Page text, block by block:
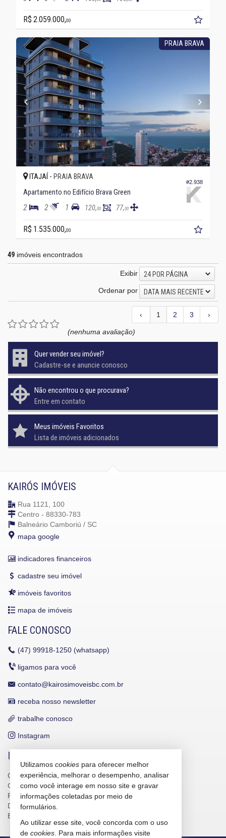
R$ 2.059.000,00
PRAIA BRAVA
#2.938
ITAJAÍ - PRAIA BRAVA
Apartamento no Edifício Brava Green
2 2 1 120,00 77,00
R$ 1.535.000,00
49 imóveis encontrados
Exibir
24 POR PÁGINA
Ordenar por
DATA MAIS RECENTE
‹ 1 2 3 ›
(nenhuma avaliação)
Quer vender seu imóvel?
Cadastre-se e anuncie conosco
Não encontrou o que procurava?
Entre em contato
Meus imóveis Favoritos
Lista de imóveis adicionados
KAIRÓS IMÓVEIS
Rua 1121, 100
Centro - 88330-783
Balneário Camboriú / SC
mapa google
indicadores financeiros
cadastre seu imóvel
imóveis favoritos
mapa de imóveis
FALE CONOSCO
(47) 99918-1250 (whatsapp)
ligamos para você
contato@kairosimoveisbc.com.br
receba nosso newsletter
trabalhe conosco
Instagram
INDICADORES FINANCEIROS
CUB /SC
R$ 3.151,24
CUB /SC variação
0,95%
Poupança
0,6738%
Dólar Comercial
Euro
Utilizamos cookies para oferecer melhor
experiência, melhorar o desempenho, analisar
como você interage em nosso site e gravar
informações coletadas por meio de
formulários.
Ao utilizar esse site, você concorda com o uso
de cookies . Para mais informações visite